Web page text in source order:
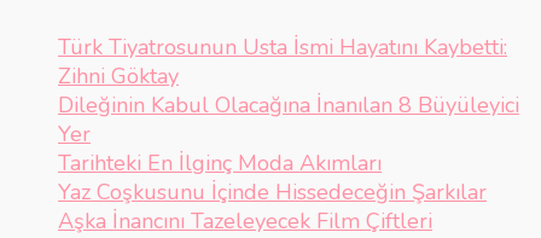
Türk Tiyatrosunun Usta İsmi Hayatını Kaybetti:
Zihni Göktay
Dileğinin Kabul Olacağına İnanılan 8 Büyüleyici
Yer
Tarihteki En İlginç Moda Akımları
Yaz Coşkusunu İçinde Hissedeceğin Şarkılar
Aşka İnancını Tazeleyecek Film Çiftleri